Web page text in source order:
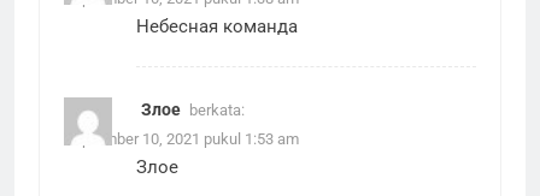
Небесная команда
Злое berkata:
September 10, 2021 pukul 1:53 am
Злое